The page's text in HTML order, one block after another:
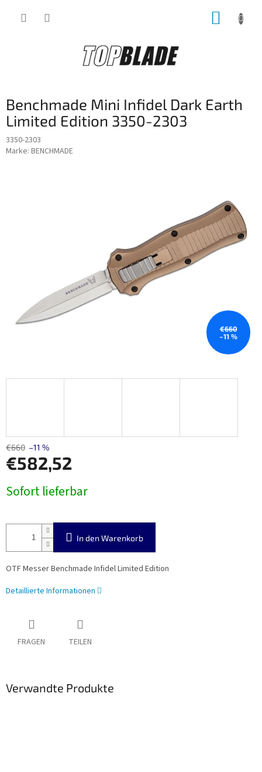
Benchmade Mini Infidel Dark Earth
Limited Edition 3350-2303
3350-2303
Marke: BENCHMADE
€660
–11 %
€660 –11 %
€582,52
Sofort lieferbar
In den Warenkorb
OTF Messer Benchmade Infidel Limited Edition
Detaillierte Informationen
FRAGEN TEILEN
Verwandte Produkte